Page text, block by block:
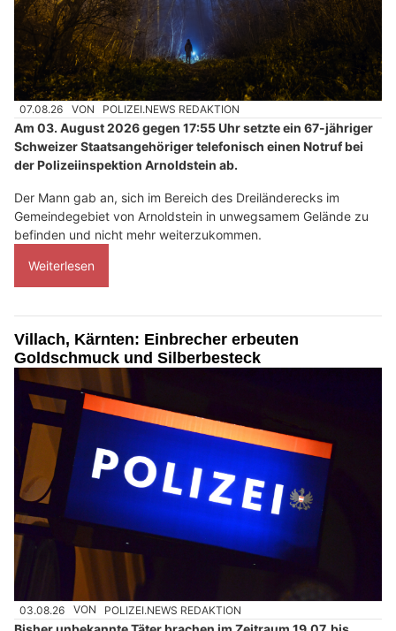
07.08.26 VON POLIZEI.NEWS REDAKTION
Am 03. August 2026 gegen 17:55 Uhr setzte ein 67-jähriger
Schweizer Staatsangehöriger telefonisch einen Notruf bei
der Polizeiinspektion Arnoldstein ab.
Der Mann gab an, sich im Bereich des Dreiländerecks im
Gemeindegebiet von Arnoldstein in unwegsamem Gelände zu
befinden und nicht mehr weiterzukommen.
Weiterlesen
Villach, Kärnten: Einbrecher erbeuten
Goldschmuck und Silberbesteck
03.08.26 VON POLIZEI.NEWS REDAKTION